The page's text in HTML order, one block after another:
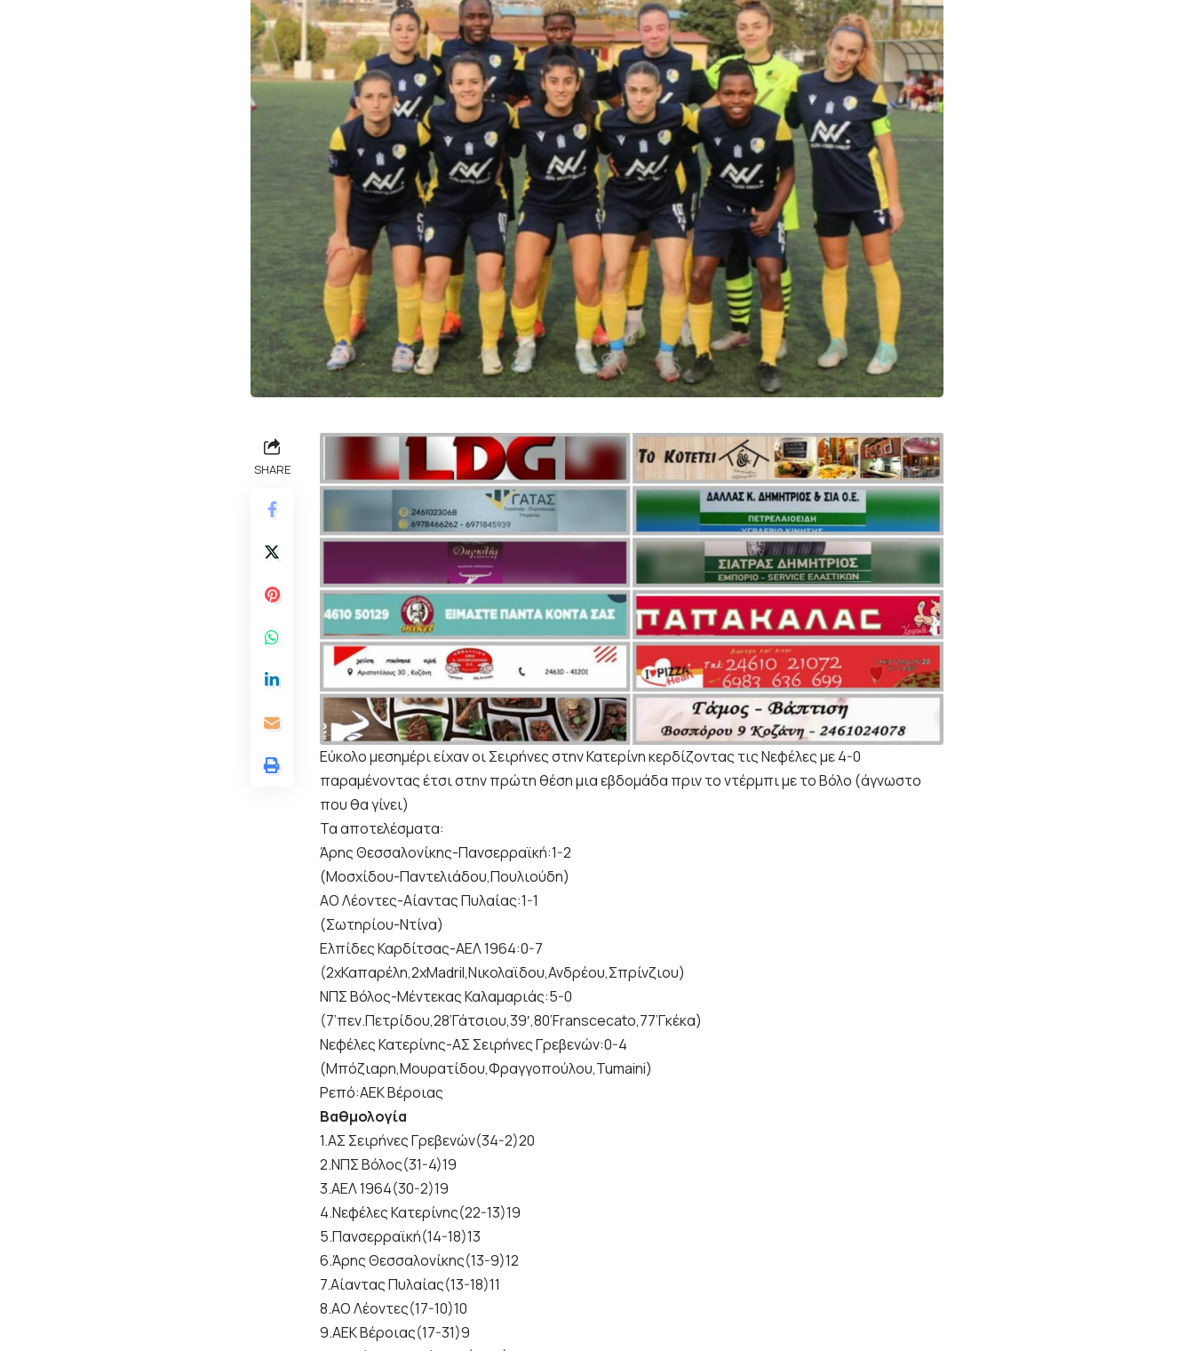
SHARE
Εύκολο μεσημέρι είχαν οι Σειρήνες στην Κατερίνη κερδίζοντας τις Νεφέλες με 4-0
παραμένοντας έτσι στην πρώτη θέση μια εβδομάδα πριν το ντέρμπι με το Βόλο (άγνωστο
που θα γίνει)
Τα αποτελέσματα:
Άρης Θεσσαλονίκης-Πανσερραϊκή:1-2
(Μοσχίδου-Παντελιάδου,Πουλιούδη)
ΑΟ Λέοντες-Αίαντας Πυλαίας:1-1
(Σωτηρίου-Ντίνα)
Ελπίδες Καρδίτσας-ΑΕΛ 1964:0-7
(2xΚαπαρέλη,2xMadril,Νικολαϊδου,Ανδρέου,Σπρίνζιου)
ΝΠΣ Βόλος-Μέντεκας Καλαμαριάς:5-0
(7’πεν.Πετρίδου,28’Γάτσιου,39′,80’Franscecato,77’Γκέκα)
Νεφέλες Κατερίνης-ΑΣ Σειρήνες Γρεβενών:0-4
(Μπόζιαρη,Μουρατίδου,Φραγγοπούλου,Tumaini)
Ρεπό:ΑΕΚ Βέροιας
Βαθμολογία
1.ΑΣ Σειρήνες Γρεβενών(34-2)20
2.ΝΠΣ Βόλος(31-4)19
3.ΑΕΛ 1964(30-2)19
4.Νεφέλες Κατερίνης(22-13)19
5.Πανσερραϊκή(14-18)13
6.Άρης Θεσσαλονίκης(13-9)12
7.Αίαντας Πυλαίας(13-18)11
8.ΑΟ Λέοντες(17-10)10
9.ΑΕΚ Βέροιας(17-31)9